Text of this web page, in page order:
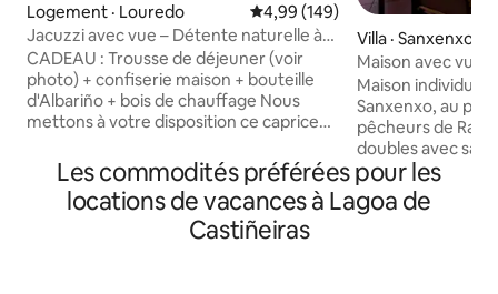
Logement · Louredo Note moyenne de 4,99 sur 5,
4,99 (149)
Jacuzzi avec vue – Détente naturelle à
Vigo Rural Mos
CADEAU : Trousse de déjeuner (voir
photo) + confiserie maison + bouteille
d'Albariño + bois de chauffage Nous
mettons à votre disposition ce caprice
C'est une maison de 55 m. La maison
dispose d'un jardin privé rien que pour
vous d'environ 200 m entièrement
fermé et avec une intimité totale. Il
Villa · Sanxenxo
Maison avec vue
Maison
Sanxenxo, au
pêcheurs de
doubles avec
chambre ouverte
jardin avec une
de Pontevedra et
Les commodités préférées pour les
locations de vacances à Lagoa de
Castiñeiras